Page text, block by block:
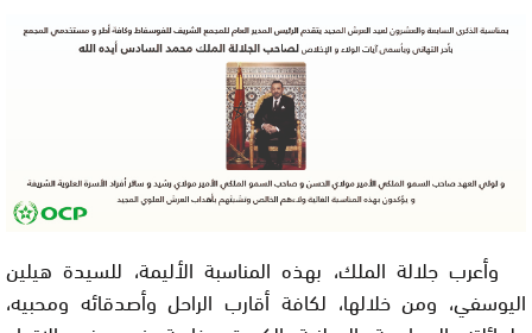
وأعرب جلالة الملك، بهذه المناسبة الأليمة، للسيدة هيلين
اليوسفي، ومن خلالها، لكافة أقارب الراحل وأصدقائه ومحبيه،